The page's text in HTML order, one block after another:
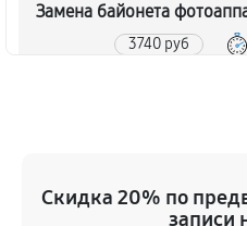
Замена байонета
3740 руб
Устранение битых
4290 руб
Скидка 20% по
записи